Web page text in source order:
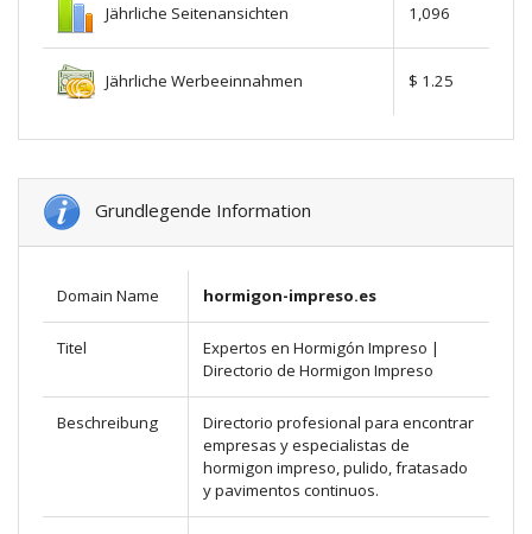
Jährliche Seitenansichten 1,096
Jährliche Werbeeinnahmen $ 1.25
Grundlegende Information
Domain Name hormigon-impreso.es
Titel
Expertos en Hormigón Impreso |
Directorio de Hormigon Impreso
Beschreibung
Directorio profesional para encontrar
empresas y especialistas de
hormigon impreso, pulido, fratasado
y pavimentos continuos.